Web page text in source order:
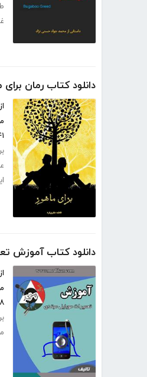
دانلود کتاب رمان برای
دانلود کتاب آموزش